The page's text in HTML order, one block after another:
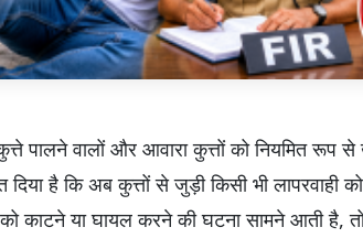
पालने वालों और आवारा कुत्तों को नियमित रूप से
है कि अब कुत्तों से जुड़ी किसी भी लापरवाही
को काटने या घायल करने की घटना सामने आती है,